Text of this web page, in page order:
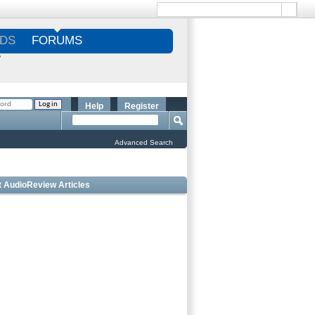
FORUMS
Register
Help
Advanced Search
AudioReview Articles